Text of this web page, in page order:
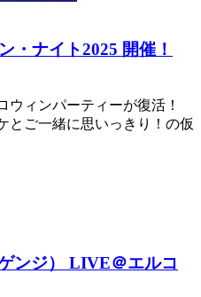
・ナイト2025 開催！
ウィンパーティーが復活！
とご一緒に思いっきり！の仮
ンジ） LIVE＠エルコ